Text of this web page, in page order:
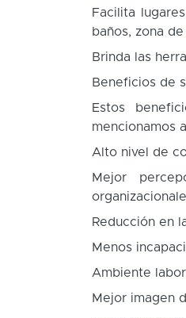
Facilita
baños, zona
Brinda las
Beneficios de
Estos
mencionamos
Alto nivel de
Mejor
Reducción en
Menos
Ambiente
Mejor imagen